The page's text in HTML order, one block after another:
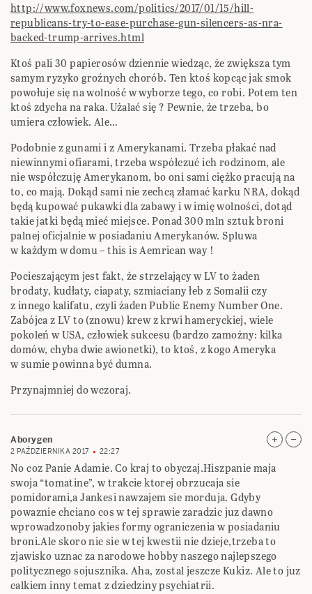
http://www.foxnews.com/politics/2017/01/15/hill-
republicans-try-to-ease-purchase-gun-silencers-as-nra-
backed-trump-arrives.html
Ktoś pali 30 papierosów dziennie wiedząc, że zwiększa tym
samym ryzyko groźnych chorób. Ten ktoś kopcąc jak smok
powołuje się na wolność w wyborze tego, co robi. Potem ten
ktoś zdycha na raka. Użalać się ? Pewnie, że trzeba, bo
umiera człowiek. Ale…
Podobnie z gunami i z Amerykanami. Trzeba płakać nad
niewinnymi ofiarami, trzeba współczuć ich rodzinom, ale
nie współczuję Amerykanom, bo oni sami ciężko pracują na
to, co mają. Dokąd sami nie zechcą złamać karku NRA, dokąd
będą kupować pukawki dla zabawy i w imię wolności, dotąd
takie jatki będą mieć miejsce. Ponad 300 mln sztuk broni
palnej oficjalnie w posiadaniu Amerykanów. Spluwa
w każdym w domu – this is Aemrican way !
Pocieszającym jest fakt, że strzelający w LV to żaden
brodaty, kudłaty, ciapaty, szmiaciany łeb z Somalii czy
z innego kalifatu, czyli żaden Public Enemy Number One.
Zabójca z LV to (znowu) krew z krwi hameryckiej, wiele
pokoleń w USA, człowiek sukcesu (bardzo zamożny: kilka
domów, chyba dwie awionetki), to ktoś, z kogo Ameryka
w sumie powinna być dumna.
Przynajmniej do wczoraj.
Aborygen
2 PAŹDZIERNIKA 2017 22:27
No coz Panie Adamie. Co kraj to obyczaj.Hiszpanie maja
swoja “tomatine”, w trakcie ktorej obrzucaja sie
pomidorami,a Jankesi nawzajem sie morduja. Gdyby
powaznie chciano cos w tej sprawie zaradzic juz dawno
wprowadzonoby jakies formy ograniczenia w posiadaniu
broni.Ale skoro nic sie w tej kwestii nie dzieje,trzeba to
zjawisko uznac za narodowe hobby naszego najlepszego
politycznego sojusznika. Aha, zostal jeszcze Kukiz. Ale to juz
calkiem inny temat z dziedziny psychiatrii.